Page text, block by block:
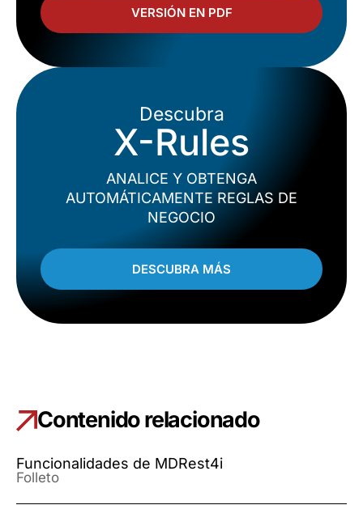
VERSIÓN EN PDF
Descubra
X-Rules
ANALICE Y OBTENGA
AUTOMÁTICAMENTE REGLAS DE
NEGOCIO
DESCUBRA MÁS
Contenido relacionado
Funcionalidades de MDRest4i
Folleto